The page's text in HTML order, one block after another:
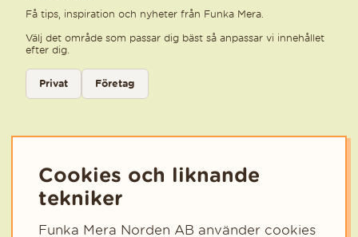
Få tips, inspiration och nyheter från Funka Mera.
Välj det område som passar dig bäst så anpassar vi innehållet
efter dig.
Välj kategori för nyhetsbrev
Privat
Företag
Cookies och liknande
tekniker
Funka Mera Norden AB använder cookies